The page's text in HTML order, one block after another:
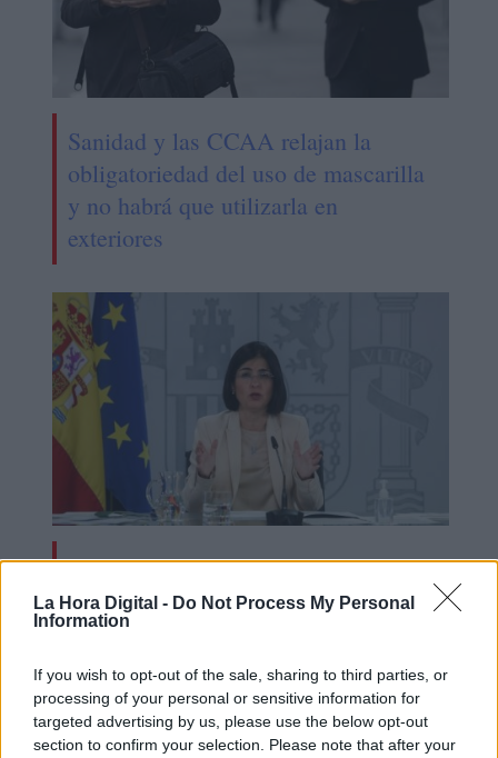
La Hora Digital - Do Not Process My Personal
Information
If you wish to opt-out of the sale, sharing to third parties, or
processing of your personal or sensitive information for
targeted advertising by us, please use the below opt-out
section to confirm your selection. Please note that after your
Sanidad y las CCAA relajan la
obligatoriedad del uso de mascarilla
y no habrá que utilizarla en
exteriores
Darias anuncia ante la OMS los
avances de la vacuna española de
HIPRA